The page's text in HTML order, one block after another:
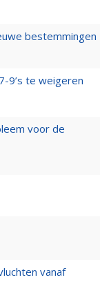
bestemmingen
9’s te weigeren
voor de
vanaf